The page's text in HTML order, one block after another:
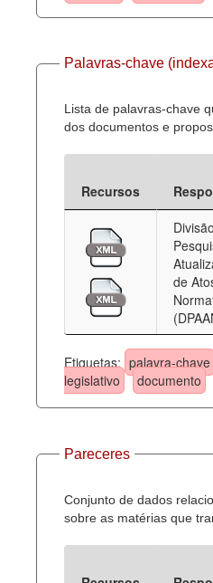
Palavras-chave
Lista de palavras-chave
dos documentos e
Recursos
de
Etiquetas: palavra-chave
legislativo
documento
Pareceres
Conjunto de dados
sobre as matérias que